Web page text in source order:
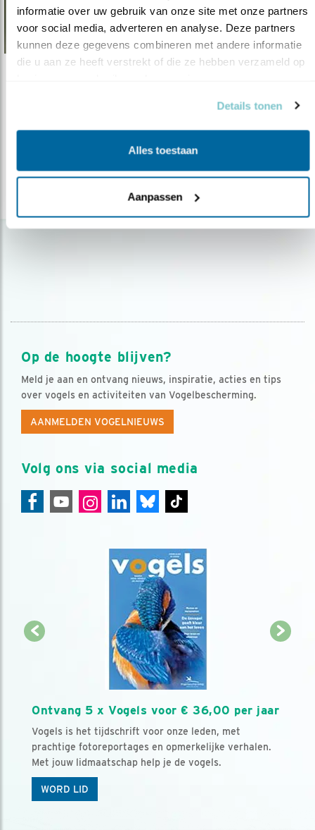
informatie over uw gebruik van onze site met onze partners
voor social media, adverteren en analyse. Deze partners
kunnen deze gegevens combineren met andere informatie
die u aan ze heeft verstrekt of die ze hebben verzameld op
Details tonen
Alles toestaan
Aanpassen
07.09.18Lees alles wat u nog niet wist over deze
Op de hoogte blijven?
Meld je aan en ontvang nieuws, inspiratie, acties en tips
over vogels en activiteiten van Vogelbescherming.
AANMELDEN VOGELNIEUWS
Volg ons via social media
Ontvang 5 x Vogels voor € 36,00 per jaar
Vogels is het tijdschrift voor onze leden, met
prachtige fotoreportages en opmerkelijke verhalen.
Met jouw lidmaatschap help je de vogels.
WORD LID